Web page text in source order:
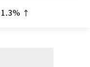
1.3% ↑